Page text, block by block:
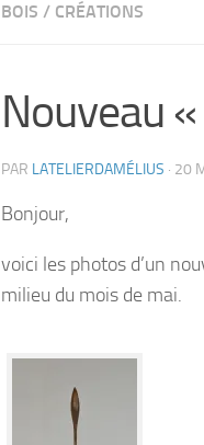
BOIS / CRÉATIONS
Nouveau
PAR LATELIERDAMÉLIUS · 20
Bonjour,
voici les photos d’un
milieu du mois de mai.